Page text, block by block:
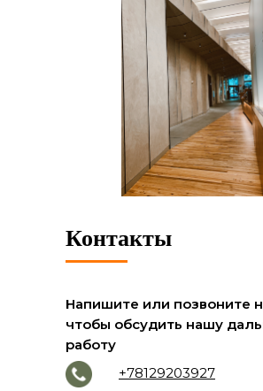
Контакты
Напишите или позвоните
чтобы обсудить нашу
работу
+78129203927